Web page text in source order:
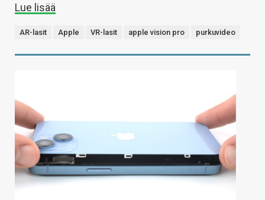
Lue lisää
AR-lasit Apple VR-lasit apple vision pro purkuvideo